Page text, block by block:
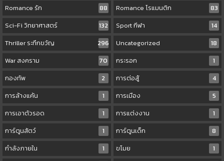
Romance รัก
88 Romance โรแมนติก
83
Sci-Fi วิทยาศาสตร์
132 Sport กีฬา
14
Thriller ระทึกขวัญ
296 Uncategorized
18
War สงคราม
70 กระรอก
1
กองทัพ
2 การต่อสู้
4
การล้างแค้น
1 การเมือง
5
การเอาตัวรอด
1 การแต่งงาน
1
การ์ตูนสัตว์
1 การ์ตูนเด็ก
8
กำลังภายใน
1 ขโมย
1